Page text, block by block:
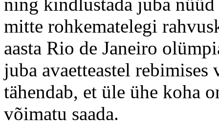
ning kindlustada juba
mitte rohkematelegi
aasta Rio de Janeiro
juba avaetteastel
tähendab, et üle ühe koha
võimatu saada.